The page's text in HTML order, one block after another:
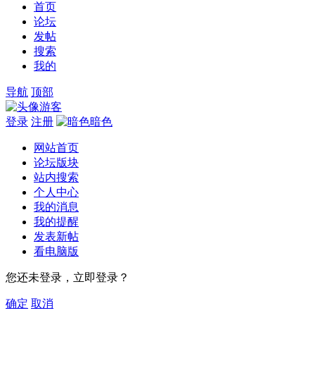
首页
论坛
发帖
搜索
我的
导航 顶部
游客
登录 注册 暗色
网站首页
论坛版块
站内搜索
个人中心
我的消息
我的提醒
发表新帖
看电脑版
您还未登录，立即登录？
确定 取消